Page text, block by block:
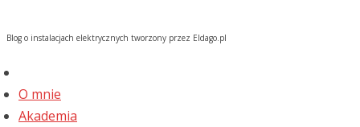
Blog o instalacjach elektrycznych tworzony przez Eldago.pl
O mnie
Akademia